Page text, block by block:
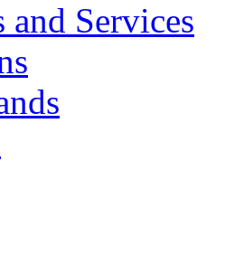
and Services